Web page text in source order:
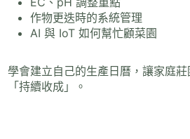
作物更迭時的系統管理
AI 與 IoT 如何幫忙顧菜園
學會建立自己的生產日曆，讓家庭
「持續收成」。